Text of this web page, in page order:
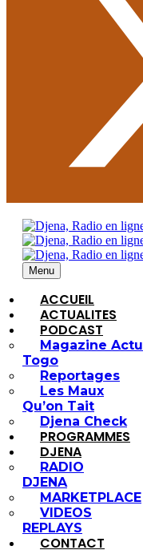
Menu
ACCUEIL
ACTUALITES
PODCAST
Magazine Actu
Togo
Reportages
Les Maux
Qu’on Tait
Djena Check
PROGRAMMES
DJENA
RADIO
DJENA
MARKETPLACE
VIDEOS
REPLAYS
CONTACT